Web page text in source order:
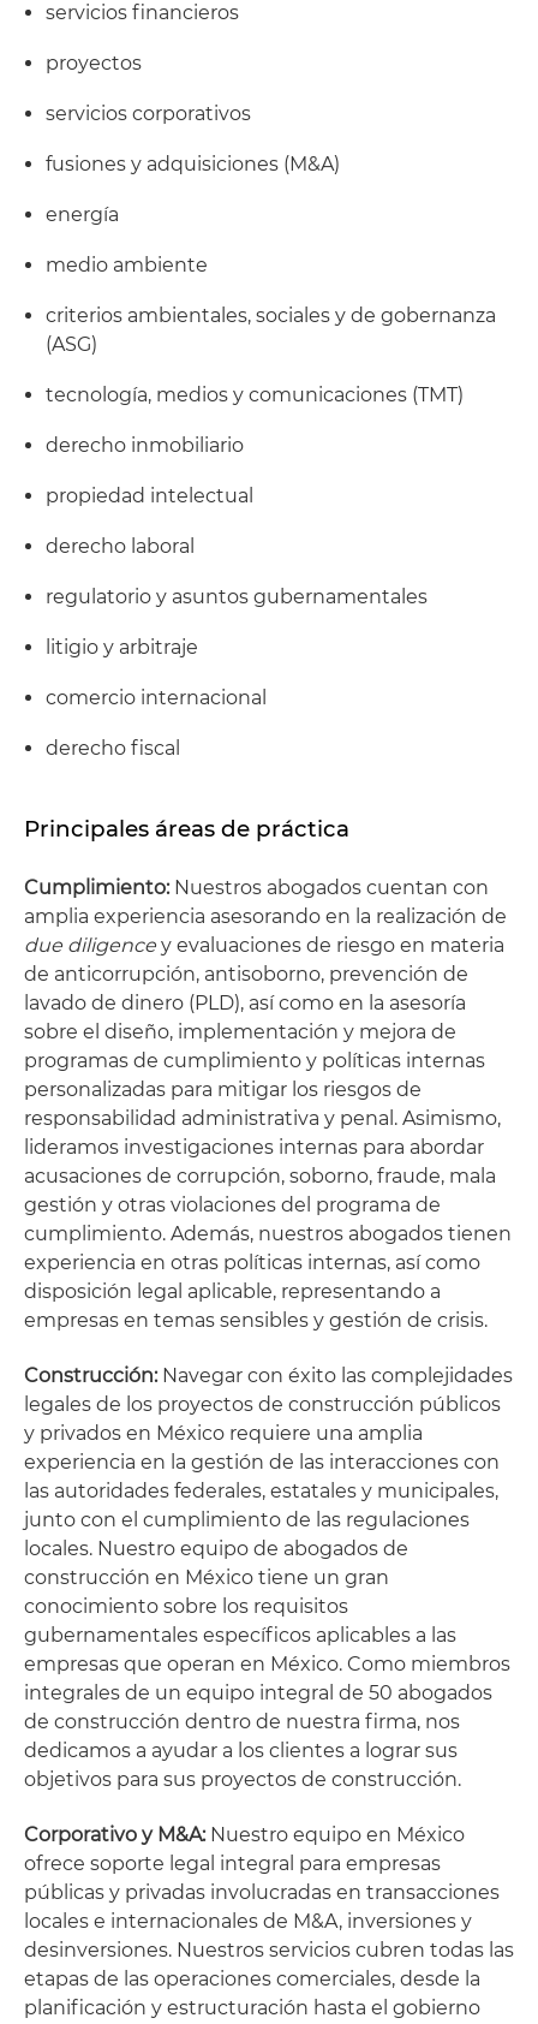
servicios financieros
proyectos
servicios corporativos
fusiones y adquisiciones (M&A)
energía
medio ambiente
criterios ambientales, sociales y de gobernanza
(ASG)
tecnología, medios y comunicaciones (TMT)
derecho inmobiliario
propiedad intelectual
derecho laboral
regulatorio y asuntos gubernamentales
litigio y arbitraje
comercio internacional
derecho fiscal
Principales áreas de práctica
Cumplimiento:Nuestros abogados cuentan con
amplia experiencia asesorando en la realización de
due diligence y evaluaciones de riesgo en materia
de anticorrupción, antisoborno, prevención de
lavado de dinero (PLD), así como en la asesoría
sobre el diseño, implementación y mejora de
programas de cumplimiento y políticas internas
personalizadas para mitigar los riesgos de
responsabilidad administrativa y penal. Asimismo,
lideramos investigaciones internas para abordar
acusaciones de corrupción, soborno, fraude, mala
gestión y otras violaciones del programa de
cumplimiento. Además, nuestros abogados tienen
experiencia en otras políticas internas, así como
disposición legal aplicable, representando a
empresas en temas sensibles y gestión de crisis.
Construcción:Navegar con éxito las complejidades
legales de los proyectos de construcción públicos
y privados en México requiere una amplia
experiencia en la gestión de las interacciones con
las autoridades federales, estatales y municipales,
junto con el cumplimiento de las regulaciones
locales. Nuestro equipo de abogados de
construcción en México tiene un gran
conocimiento sobre los requisitos
gubernamentales específicos aplicables a las
empresas que operan en México. Como miembros
integrales de un equipo integral de 50 abogados
de construcción dentro de nuestra firma, nos
dedicamos a ayudar a los clientes a lograr sus
objetivos para sus proyectos de construcción.
Corporativo y M&A:Nuestro equipo en México
ofrece soporte legal integral para empresas
públicas y privadas involucradas en transacciones
locales e internacionales de M&A, inversiones y
desinversiones. Nuestros servicios cubren todas las
etapas de las operaciones comerciales, desde la
planificación y estructuración hasta el gobierno